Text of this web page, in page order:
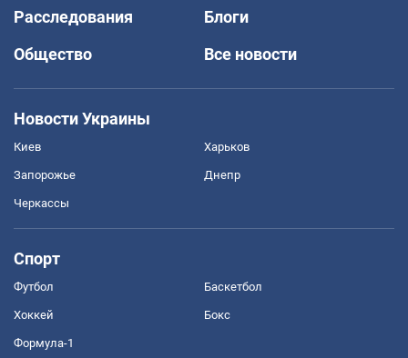
Расследования
Блоги
Общество
Все новости
Новости Украины
Киев Харьков
Запорожье Днепр
Черкассы
Спорт
Футбол Баскетбол
Хоккей Бокс
Формула-1